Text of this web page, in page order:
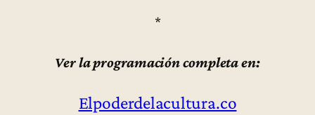
*
Ver la programación completa en:
Elpoderdelacultura.co